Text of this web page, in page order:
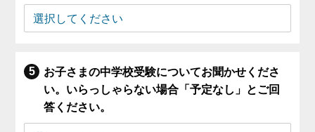
お子さまの中学校受験についてお聞かせくださ
い。いらっしゃらない場合「予定なし」とご回
答ください。